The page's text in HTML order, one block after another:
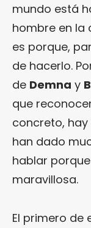
mundo está
hombre en la
es porque,
de hacerlo.
de Demna y
que
concreto,
han dado
hablar
maravillosa.
El primero de